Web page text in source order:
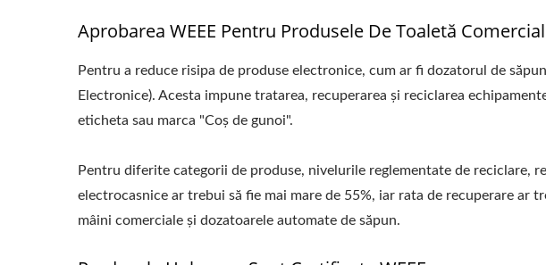
Aprobarea WEEE Pentru Produsele De Toaletă
Pentru a reduce risipa de produse electronice, cum ar fi dozatorul de
Electronice). Acesta impune tratarea, recuperarea și reciclarea
eticheta sau marca "Coș de gunoi".
Pentru diferite categorii de produse, nivelurile reglementate de reciclare,
electrocasnice ar trebui să fie mai mare de 55%, iar rata de recuperare ar
mâini comerciale și dozatoarele automate de săpun.